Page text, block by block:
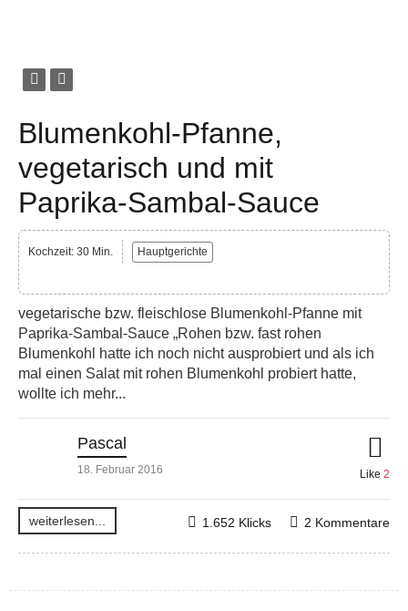
Blumenkohl-Pfanne,
vegetarisch und mit
Paprika-Sambal-Sauce
Kochzeit: 30 Min. Hauptgerichte
vegetarische bzw. fleischlose Blumenkohl-Pfanne mit
Paprika-Sambal-Sauce „Rohen bzw. fast rohen
Blumenkohl hatte ich noch nicht ausprobiert und als ich
mal einen Salat mit rohen Blumenkohl probiert hatte,
wollte ich mehr...
Pascal
18. Februar 2016 Like 2
weiterlesen... 2 Kommentare
1.652 Klicks